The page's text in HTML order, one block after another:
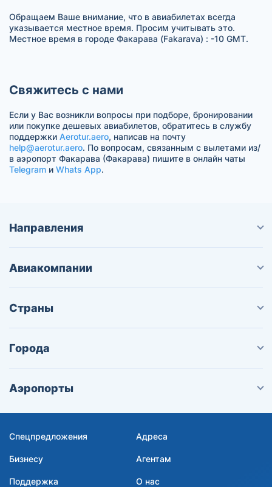
Обращаем Ваше внимание, что в авиабилетах всегда
указывается местное время. Просим учитывать это.
Местное время в городе Факарава (Fakarava) : -10 GMT.
Свяжитесь с нами
Если у Вас возникли вопросы при подборе, бронировании
или покупке дешевых авиабилетов, обратитесь в службу
поддержки Aerotur.aero, написав на почту
help@aerotur.aero. По вопросам, связанным с вылетами из/
в аэропорт Факарава (Факарава) пишите в онлайн чаты
Telegram и Whats App.
Направления
Авиакомпании
Страны
Города
Аэропорты
Спецпредложения Адреса
Бизнесу Агентам
Поддержка О нас